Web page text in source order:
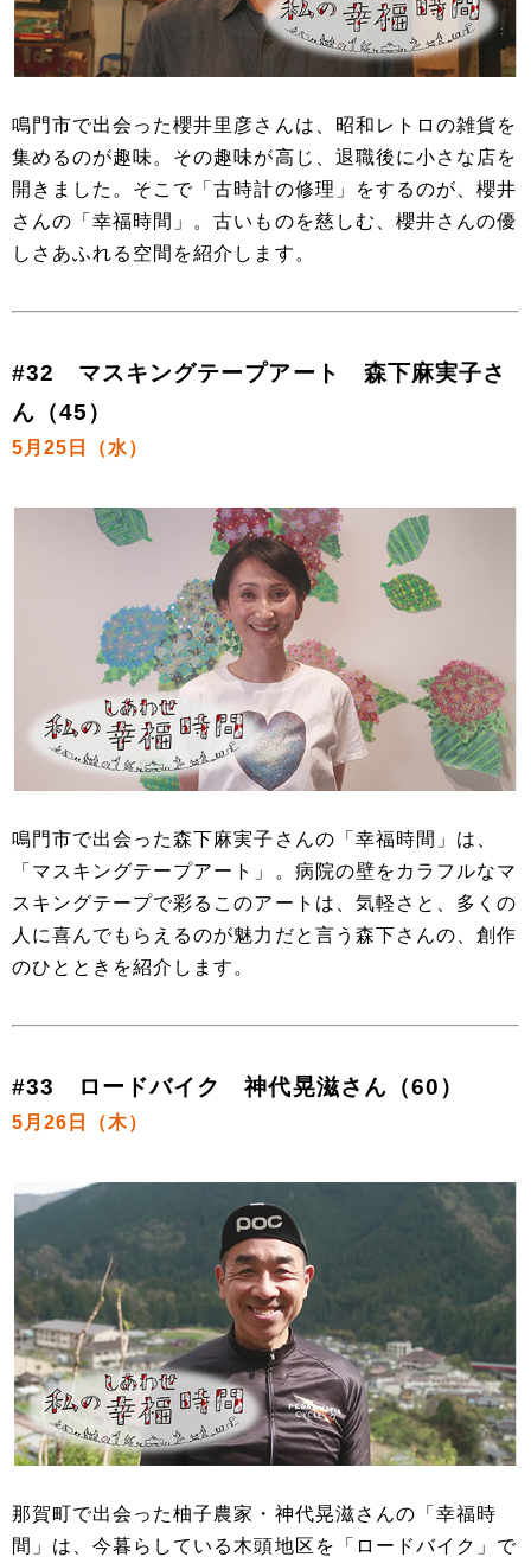
鳴門市で出会った櫻井里彦さんは、昭和レトロの雑貨を
集めるのが趣味。その趣味が高じ、退職後に小さな店を
開きました。そこで「古時計の修理」をするのが、櫻井
さんの「幸福時間」。古いものを慈しむ、櫻井さんの優
しさあふれる空間を紹介します。
#32 マスキングテープアート 森下麻実子さ
ん（45）
5月25日（水）
鳴門市で出会った森下麻実子さんの「幸福時間」は、
「マスキングテープアート」。病院の壁をカラフルなマ
スキングテープで彩るこのアートは、気軽さと、多くの
人に喜んでもらえるのが魅力だと言う森下さんの、創作
のひとときを紹介します。
#33 ロードバイク 神代晃滋さん（60）
5月26日（木）
那賀町で出会った柚子農家・神代晃滋さんの「幸福時
間」は、今暮らしている木頭地区を「ロードバイク」で